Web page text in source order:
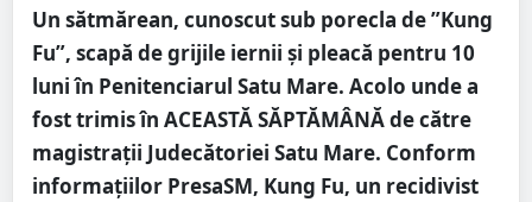
Un sătmărean, cunoscut sub porecla de ”Kung
Fu”, scapă de grijile iernii și pleacă pentru 10
luni în Penitenciarul Satu Mare. Acolo unde a
fost trimis în ACEASTĂ SĂPTĂMÂNĂ de către
magistrații Judecătoriei Satu Mare. Conform
informațiilor PresaSM, Kung Fu, un recidivist